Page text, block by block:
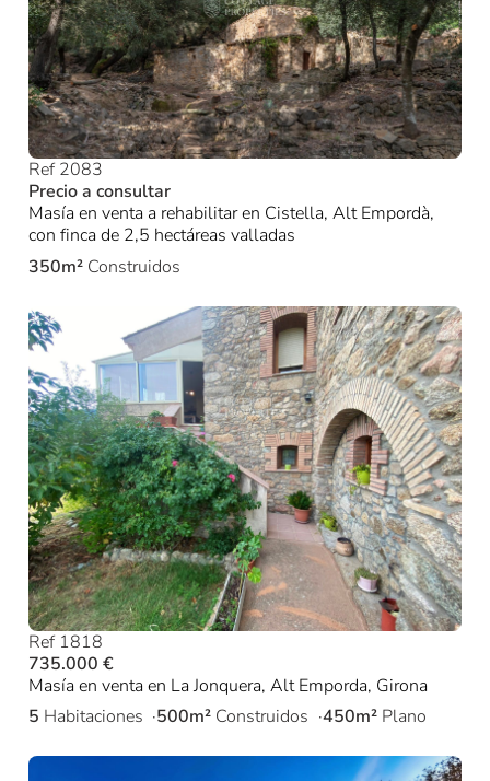
Ref 2083
Precio a consultar
Masía en venta a rehabilitar en Cistella, Alt Empordà,
con finca de 2,5 hectáreas valladas
350m² Construidos
Ref 1818
735.000 €
Masía en venta en La Jonquera, Alt Emporda, Girona
5 Habitaciones 500m² Construidos 450m² Plano